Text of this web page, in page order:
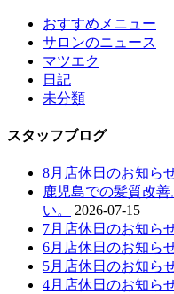
おすすめメニュー
サロンのニュース
マツエク
日記
未分類
スタッフブログ
8月店休日のお知ら
鹿児島での髪質改
い。
2026-07-15
7月店休日のお知ら
6月店休日のお知ら
5月店休日のお知ら
4月店休日のお知ら